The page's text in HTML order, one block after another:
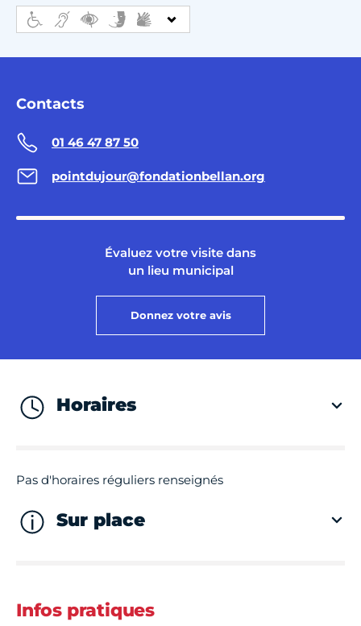
Contacts
01 46 47 87 50
pointdujour@fondationbellan.org
Évaluez votre visite dans
un lieu municipal
Donnez votre avis
Horaires
Pas d'horaires réguliers renseignés
Sur place
Infos pratiques